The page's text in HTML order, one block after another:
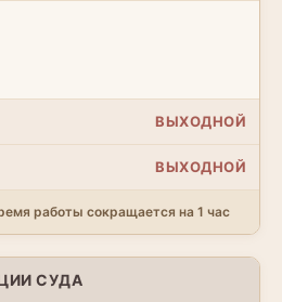
ВЫХОДНОЙ
ВЫХОДНОЙ
работы сокращается на 1 час
СУДА